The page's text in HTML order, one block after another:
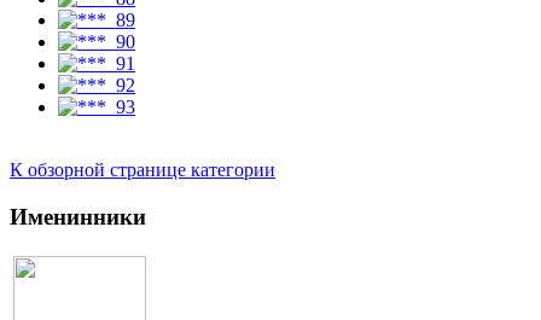
К обзорной странице категории
Именинники